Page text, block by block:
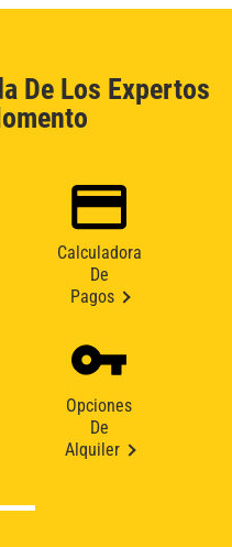
De Los Expertos
Calculadora
De
Pagos
Opciones
De
Alquiler